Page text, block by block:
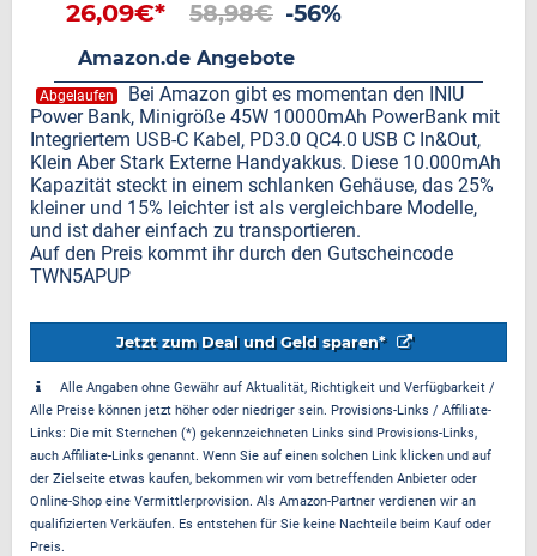
26,09€* 58,98€ -56%
Amazon.de Angebote
Abgelaufen
Bei Amazon gibt es momentan den INIU
Power Bank, Minigröße 45W 10000mAh PowerBank mit
Integriertem USB-C Kabel, PD3.0 QC4.0 USB C In&Out,
Klein Aber Stark Externe Handyakkus. Diese 10.000mAh
Kapazität steckt in einem schlanken Gehäuse, das 25%
kleiner und 15% leichter ist als vergleichbare Modelle,
und ist daher einfach zu transportieren.
Auf den Preis kommt ihr durch den Gutscheincode
TWN5APUP
Jetzt zum Deal und Geld sparen*
Alle Angaben ohne Gewähr auf Aktualität, Richtigkeit und Verfügbarkeit /
Alle Preise können jetzt höher oder niedriger sein. Provisions-Links / Affiliate-
Links: Die mit Sternchen (*) gekennzeichneten Links sind Provisions-Links,
auch Affiliate-Links genannt. Wenn Sie auf einen solchen Link klicken und auf
der Zielseite etwas kaufen, bekommen wir vom betreffenden Anbieter oder
Online-Shop eine Vermittlerprovision. Als Amazon-Partner verdienen wir an
qualifizierten Verkäufen. Es entstehen für Sie keine Nachteile beim Kauf oder
Preis.